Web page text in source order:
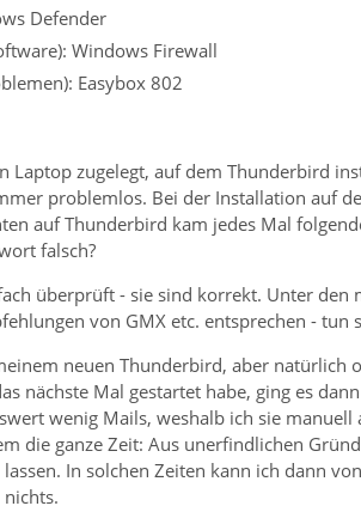
Defender
Windows Firewall
Easybox 802
Laptop zugelegt, auf dem Thunderbird
problemlos. Bei der Installation auf
auf Thunderbird kam jedes Mal
falsch?
überprüft - sie sind korrekt. Unter
von GMX etc. entsprechen - tun
neuen Thunderbird, aber natürlich
nächste Mal gestartet habe, ging es
wenig Mails, weshalb ich sie
die ganze Zeit: Aus unerfindlichen
In solchen Zeiten kann ich dann